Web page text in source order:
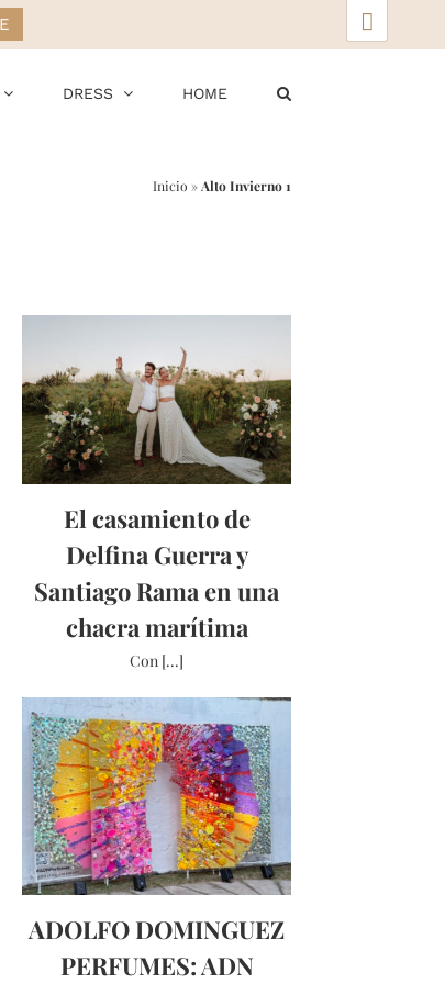
DRESS HOME
Inicio »Alto Invierno 1
El casamiento de
Delfina Guerra y
Santiago Rama en una
chacra marítima
Con [...]
ADOLFO DOMINGUEZ
PERFUMES: ADN